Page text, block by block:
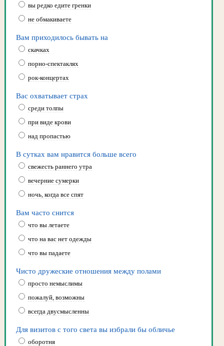
вы редко едите гренки
не обмакиваете
Вам приходилось бывать на
скачках
порно-спектаклях
рок-концертах
Вас охватывает страх
среди толпы
при виде крови
над пропастью
В сутках вам нравится больше всего
свежесть раннего утра
вечерние сумерки
ночь, когда все спят
Вам часто снится
что вы летаете
что на вас нет одежды
что вы падаете
Чисто дружеские отношения между полами
просто немыслимы
пожалуй, возможны
всегда двусмысленны
Для визитов с того света вы избрали бы обличье
оборотня